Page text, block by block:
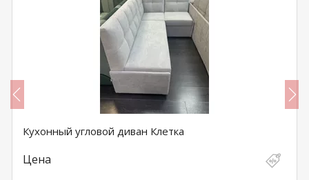
Кухонный угловой диван Клетка
Цена